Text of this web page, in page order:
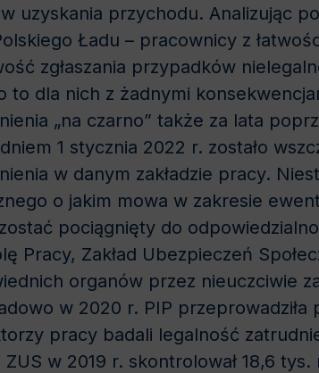
uzyskania przychodu. Analizując
Ładu – pracownicy z
zgłaszania przypadków
to dla nich z żadnymi
„na czarno” także za lata
1 stycznia 2022 r. zostało
w danym zakładzie pracy.
o jakim mowa w zakresie
pociągnięty do
Pracy, Zakład Ubezpieczeń
organów przez nieuczciwie
w 2020 r. PIP
pracy badali legalność
ZUS w 2019 r. skontrolował 18,6